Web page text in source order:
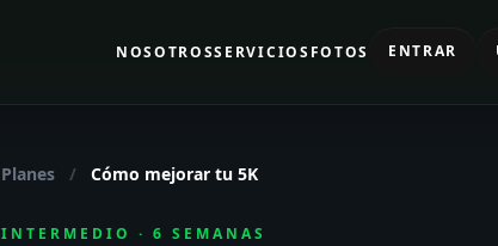
NOSOTROSSERVICIOS FOTOS ENTRAR
Planes / Cómo mejorar tu 5K
INTERMEDIO · 6 SEMANAS